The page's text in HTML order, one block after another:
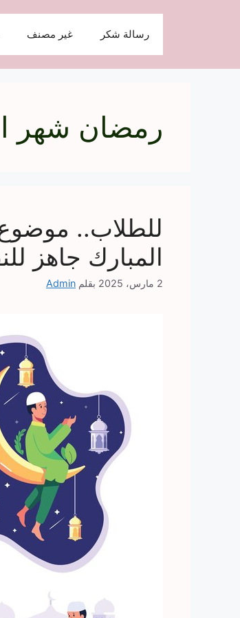
رسالة شكر غير مصنف
رمضان شهر
للطلاب..
المبارك جاهز
2 مارس، 2025 بقلم Admin